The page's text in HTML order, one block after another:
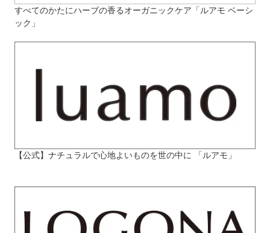
すべてのかたにハーブの香るオーガニックケア「ルアモ ベーシ
ック」
【公式】ナチュラルで心地よいものを世の中に 「ルアモ」